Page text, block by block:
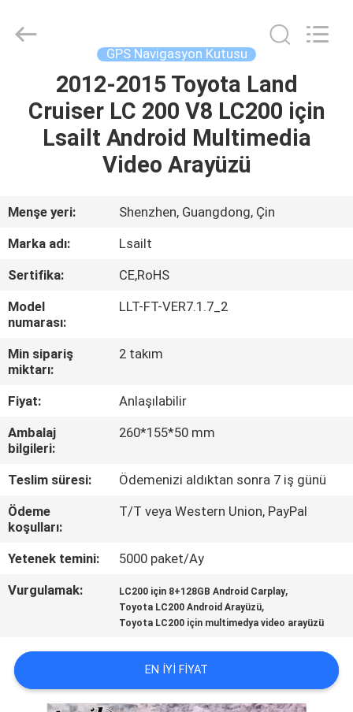
ÜRÜN:%
VİDEOLAR
FABRIKA
KALITE
KONTROL
ILETIŞIME
GEÇIN
HABERLER
SITE
HARITASI
Electron
Co.,Ltd.
GPS Navigasyon Kutusu
2012-2015 Toyota Land
Cruiser LC 200 V8 LC200 için
Lsailt Android Multimedia
Video Arayüzü
Menşe yeri:
Shenzhen, Guangdong, Çin
Marka adı:
Lsailt
Sertifika:
CE,RoHS
Model
numarası:
LLT-FT-VER7.1.7_2
Min sipariş
miktarı:
2 takım
Fiyat:
Anlaşılabilir
Ambalaj
bilgileri:
260*155*50 mm
Teslim süresi:
Ödemenizi aldıktan sonra 7 iş günü
Ödeme
koşulları:
T/T veya Western Union, PayPal
Yetenek temini:
5000 paket/Ay
Vurgulamak:
LC200 için 8+128GB Android Carplay,
Toyota LC200 Android Arayüzü,
Toyota LC200 için multimedya video arayüzü
EN IYI FIYAT